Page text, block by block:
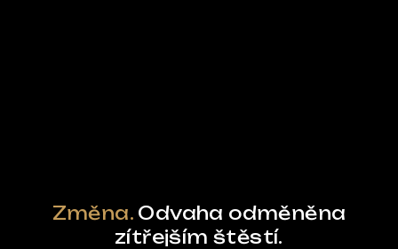
Změna. Odvaha odměněna
zítřejším štěstí.